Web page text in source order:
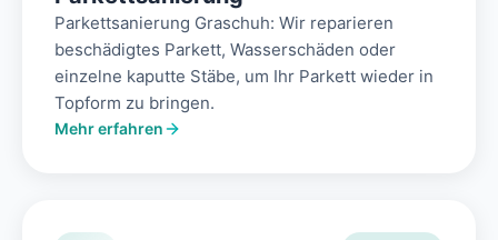
Parkettsanierung Graschuh: Wir reparieren
beschädigtes Parkett, Wasserschäden oder
einzelne kaputte Stäbe, um Ihr Parkett wieder in
Topform zu bringen.
Mehr erfahren